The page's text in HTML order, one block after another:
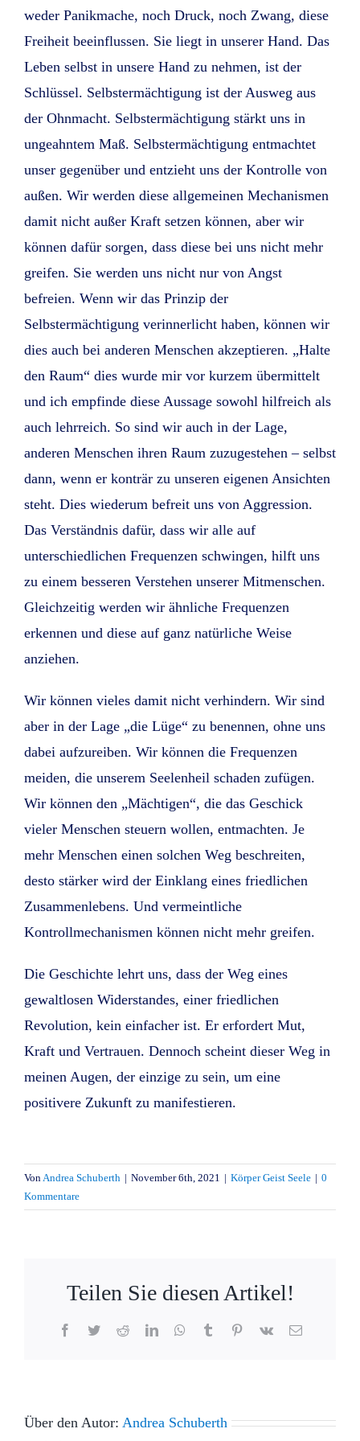
weder Panikmache, noch Druck, noch Zwang, diese
Freiheit beeinflussen. Sie liegt in unserer Hand. Das
Leben selbst in unsere Hand zu nehmen, ist der
Schlüssel. Selbstermächtigung ist der Ausweg aus
der Ohnmacht. Selbstermächtigung stärkt uns in
ungeahntem Maß. Selbstermächtigung entmachtet
unser gegenüber und entzieht uns der Kontrolle von
außen. Wir werden diese allgemeinen Mechanismen
damit nicht außer Kraft setzen können, aber wir
können dafür sorgen, dass diese bei uns nicht mehr
greifen. Sie werden uns nicht nur von Angst
befreien. Wenn wir das Prinzip der
Selbstermächtigung verinnerlicht haben, können wir
dies auch bei anderen Menschen akzeptieren. „Halte
den Raum“ dies wurde mir vor kurzem übermittelt
und ich empfinde diese Aussage sowohl hilfreich als
auch lehrreich. So sind wir auch in der Lage,
anderen Menschen ihren Raum zuzugestehen – selbst
dann, wenn er konträr zu unseren eigenen Ansichten
steht. Dies wiederum befreit uns von Aggression.
Das Verständnis dafür, dass wir alle auf
unterschiedlichen Frequenzen schwingen, hilft uns
zu einem besseren Verstehen unserer Mitmenschen.
Gleichzeitig werden wir ähnliche Frequenzen
erkennen und diese auf ganz natürliche Weise
anziehen.
Wir können vieles damit nicht verhindern. Wir sind
aber in der Lage „die Lüge“ zu benennen, ohne uns
dabei aufzureiben. Wir können die Frequenzen
meiden, die unserem Seelenheil schaden zufügen.
Wir können den „Mächtigen“, die das Geschick
vieler Menschen steuern wollen, entmachten. Je
mehr Menschen einen solchen Weg beschreiten,
desto stärker wird der Einklang eines friedlichen
Zusammenlebens. Und vermeintliche
Kontrollmechanismen können nicht mehr greifen.
Die Geschichte lehrt uns, dass der Weg eines
gewaltlosen Widerstandes, einer friedlichen
Revolution, kein einfacher ist. Er erfordert Mut,
Kraft und Vertrauen. Dennoch scheint dieser Weg in
meinen Augen, der einzige zu sein, um eine
positivere Zukunft zu manifestieren.
Von Andrea Schuberth | November 6th, 2021 | Körper Geist Seele | 0
Kommentare
Teilen Sie diesen Artikel!
Facebook
TwitterRedditLinkedInWhatsApp
TumblrPinterest
Vk
E-
Über den Autor: Andrea Schuberth